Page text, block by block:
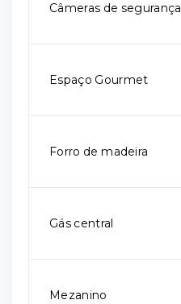
Câmeras de segurança
Espaço Gourmet
Forro de madeira
Gás central
Mezanino